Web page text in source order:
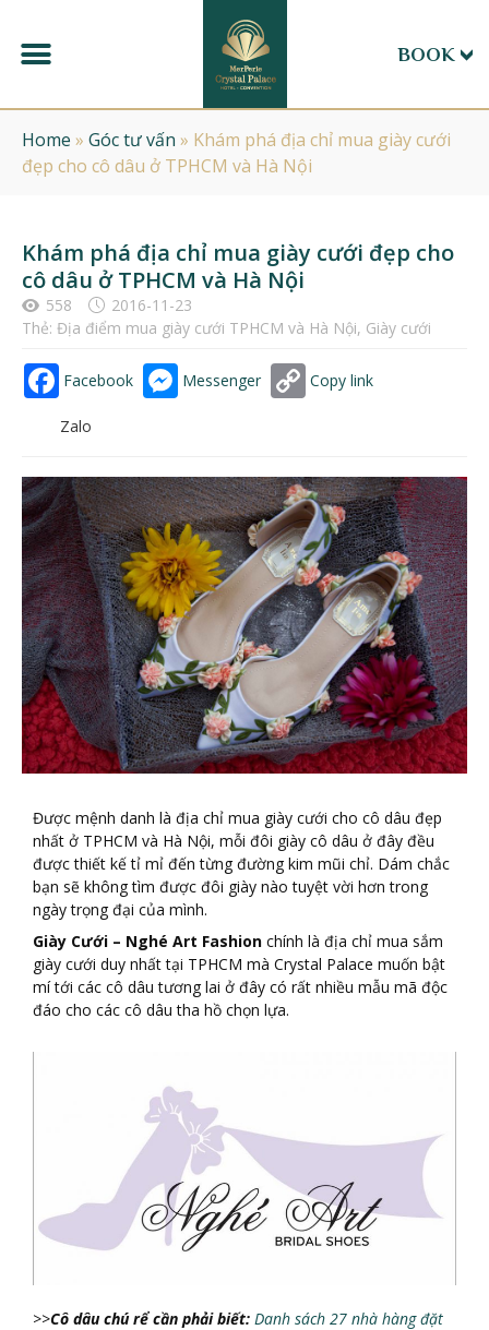
BOOK
Home » Góc tư vấn » Khám phá địa chỉ mua giày cưới
đẹp cho cô dâu ở TPHCM và Hà Nội
Khám phá địa chỉ mua giày cưới đẹp cho
cô dâu ở TPHCM và Hà Nội
558
2016-11-23
Thẻ: Địa điểm mua giày cưới TPHCM và Hà Nội, Giày cưới
Facebook Messenger Copy link
Zalo
Được mệnh danh là địa chỉ mua giày cưới cho cô dâu đẹp
nhất ở TPHCM và Hà Nội, mỗi đôi giày cô dâu ở đây đều
được thiết kế tỉ mỉ đến từng đường kim mũi chỉ. Dám chắc
bạn sẽ không tìm được đôi giày nào tuyệt vời hơn trong
ngày trọng đại của mình.
Giày Cưới – Nghé Art Fashion chính là địa chỉ mua sắm
giày cưới duy nhất tại TPHCM mà Crystal Palace muốn bật
mí tới các cô dâu tương lai ở đây có rất nhiều mẫu mã độc
đáo cho các cô dâu tha hồ chọn lựa.
>>Cô dâu chú rểcần phải biết: Danh sách 27 nhà hàng đặt